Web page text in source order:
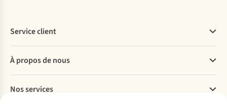
Service client
Commander
Payer
Livraison
À propos de nous
Explore More
Nos services